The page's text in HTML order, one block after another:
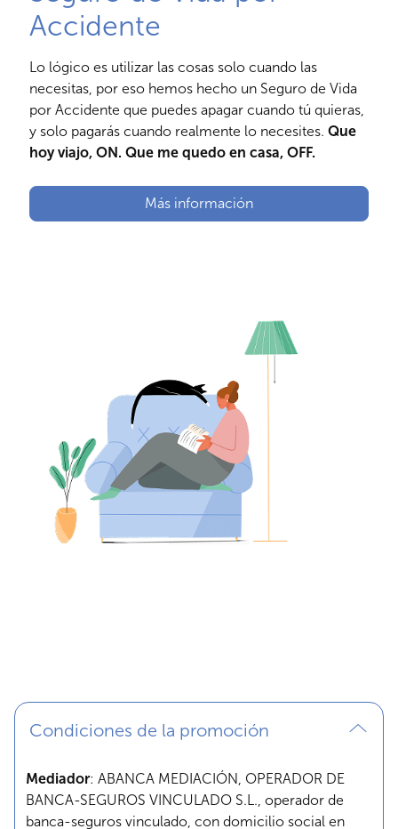
Accidente
Lo lógico es utilizar las cosas solo cuando las
necesitas, por eso hemos hecho un Seguro de Vida
por Accidente que puedes apagar cuando tú quieras,
y solo pagarás cuando realmente lo necesites. Que
hoy viajo, ON. Que me quedo en casa, OFF.
Más información
Condiciones de la promoción
Mediador: ABANCA MEDIACIÓN, OPERADOR DE
BANCA-SEGUROS VINCULADO S.L., operador de
banca-seguros vinculado, con domicilio social en